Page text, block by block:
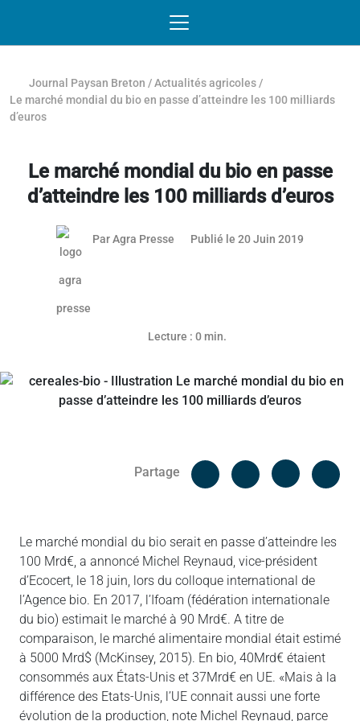
Journal Paysan Breton /Actualités agricoles /
Le marché mondial du bio en passe d’atteindre les 100 milliards
d’euros
Le marché mondial du bio en passe
d’atteindre les 100 milliards d’euros
ParAgra Presse Publié le 20 Juin 2019
Lecture : 0 min.
Partage
Facebook
Le marché mondial du bio serait en passe d’atteindre les
100 Mrd€, a annoncé Michel Reynaud, vice-président
d’Ecocert, le 18 juin, lors du colloque international de
l’Agence bio. En 2017, l’Ifoam (fédération internationale
du bio) estimait le marché à 90 Mrd€. A titre de
comparaison, le marché alimentaire mondial était estimé
à 5000 Mrd$ (McKinsey, 2015). En bio, 40Mrd€ étaient
consommés aux États-Unis et 37Mrd€ en UE. «Mais à la
différence des Etats-Unis, l’UE connait aussi une forte
évolution de la production, note Michel Reynaud, parce